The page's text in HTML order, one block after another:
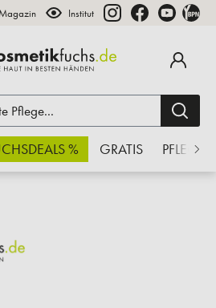
Magazin Institut
% GRATIS PFLEGE